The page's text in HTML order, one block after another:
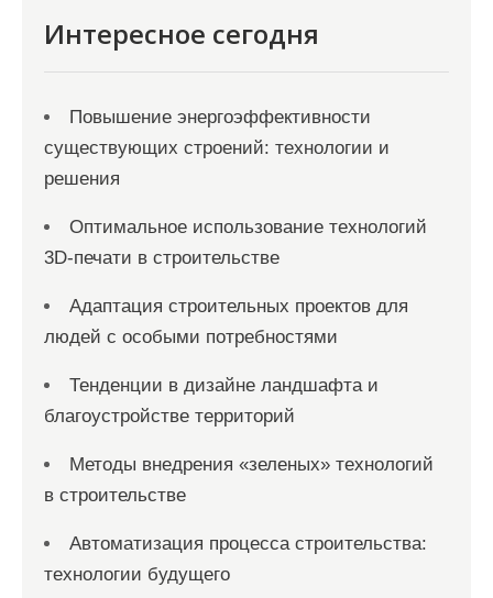
Интересное сегодня
Повышение энергоэффективности
существующих строений: технологии и
решения
Оптимальное использование технологий
3D-печати в строительстве
Адаптация строительных проектов для
людей с особыми потребностями
Тенденции в дизайне ландшафта и
благоустройстве территорий
Методы внедрения «зеленых» технологий
в строительстве
Автоматизация процесса строительства:
технологии будущего